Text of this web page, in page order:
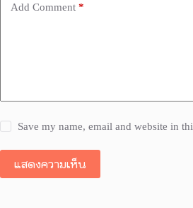
Add Comment *
Save my name, email and website in
แสดงความเห็น